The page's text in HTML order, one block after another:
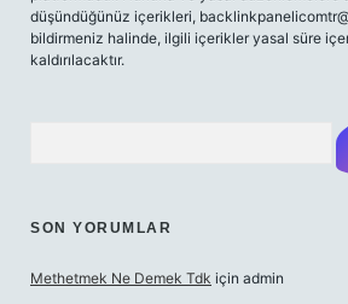
düşündüğünüz içerikleri,
bildirmeniz halinde, ilgili içerikler yasal süre
kaldırılacaktır.
SON YORUMLAR
Methetmek Ne Demek Tdk için admin